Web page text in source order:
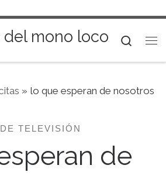
del mono loco
» lo que esperan de nosotros
TELEVISIÓN
de